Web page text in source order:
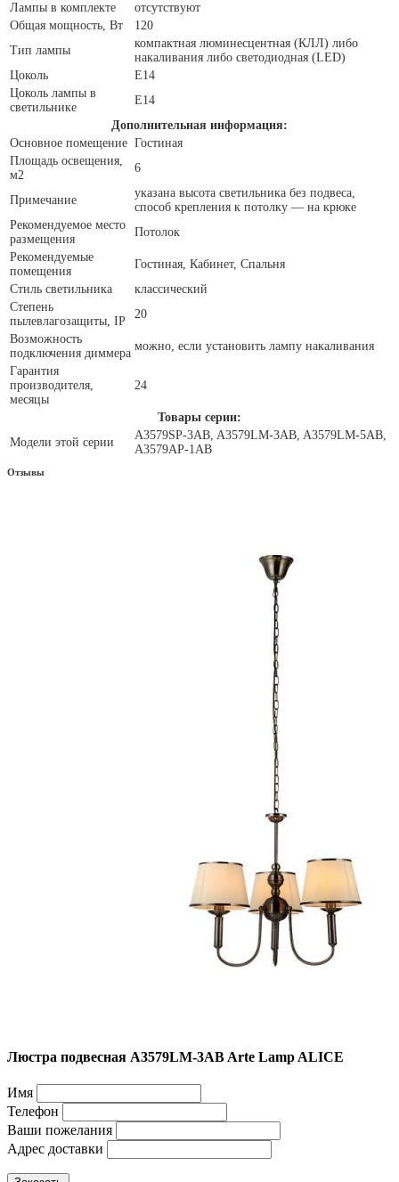
Лампы в комплекте
отсутствуют
Общая мощность, Вт
120
Тип лампы
компактная люминесцентная (КЛЛ) либо
накаливания либо светодиодная (LED)
Цоколь
E14
Цоколь лампы в
светильнике
E14
Дополнительная информация:
Основное помещение Гостиная
Площадь освещения,
м2
6
Примечание
указана высота светильника без подвеса,
способ крепления к потолку — на крюке
Рекомендуемое место
размещения
Потолок
Рекомендуемые
помещения
Гостиная, Кабинет, Спальня
Стиль светильника
классический
Степень
пылевлагозащиты, IP
20
Возможность
подключения диммера
можно, если установить лампу накаливания
Гарантия
производителя,
месяцы
24
Товары серии:
Модели этой серии
A3579SP-3AB, A3579LM-3AB, A3579LM-5AB,
A3579AP-1AB
Отзывы
Люстра подвесная A3579LM-3AB Arte Lamp ALICE
Имя
Телефон
Ваши пожелания
Адрес доставки